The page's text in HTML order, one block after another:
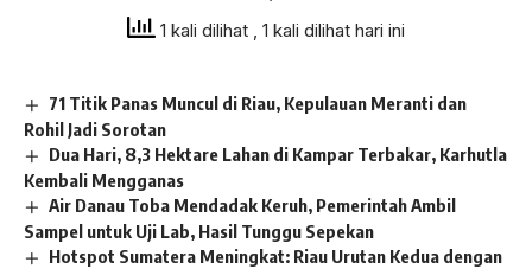
1 kali dilihat , 1 kali dilihat hari ini
71 Titik Panas Muncul di Riau, Kepulauan Meranti dan
Rohil Jadi Sorotan
Dua Hari, 8,3 Hektare Lahan di Kampar Terbakar, Karhutla
Kembali Mengganas
Air Danau Toba Mendadak Keruh, Pemerintah Ambil
Sampel untuk Uji Lab, Hasil Tunggu Sepekan
Hotspot Sumatera Meningkat: Riau Urutan Kedua dengan